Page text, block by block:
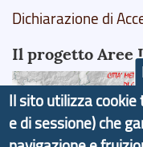
Dichiarazione di
Il progetto Aree
Il sito utilizza cookie
e di sessione) che